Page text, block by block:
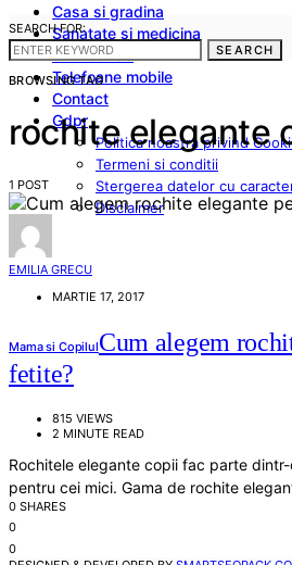
Casa si gradina
Sanatate si medicina
Cum sa fac
Telefoane mobile
Contact
Gdpr
Politica noastra privind
Termeni si conditii
Stergerea datelor cu
Disclaimer
SEARCH FOR:
SEARCH
BROWSING TAG
rochite elegante
1 POST
EMILIA GRECU
MARTIE 17, 2017
Mama si CopilulCum alegem
fetite?
815 VIEWS
2 MINUTE READ
Rochitele elegante copii fac parte
pentru cei mici. Gama de rochite
0 SHARES
0
0